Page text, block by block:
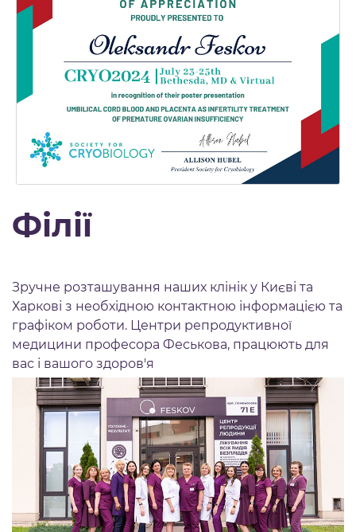
Філії
Зручне розташування наших клінік у Києві та
Харкові з необхідною контактною інформацією та
графіком роботи. Центри репродуктивної
медицини професора Феськова, працюють для
вас і вашого здоров'я